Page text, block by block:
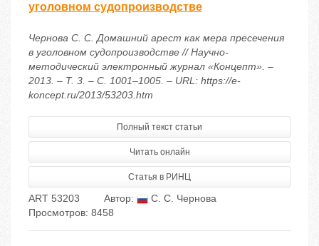
уголовном судопроизводстве
Чернова С. С. Домашний арест как мера пресечения
в уголовном судопроизводстве // Научно-
методический электронный журнал «Концепт». –
2013. – Т. 3. – С. 1001–1005. – URL: https://e-
koncept.ru/2013/53203.htm
Полный текст статьи
Читать онлайн
Статья в РИНЦ
ART 53203 Автор:
С. С. Чернова
Просмотров: 8458